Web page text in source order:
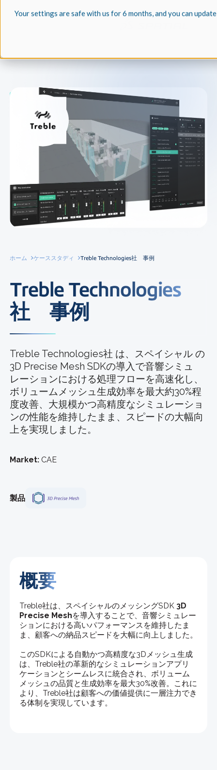
Your settings are safe with us for 6 months, and you can
ホーム ケーススタディ Treble Technologies社 事例
Treble Technologies
社 事例
Treble Technologies社 は、スペイシャル の
3D Precise Mesh SDKの導入で音響シミュ
レーションにおける処理フローを高速化し、
ボリュームメッシュ生成効率を最大約30%程
度改善、大規模かつ高精度なシミュレーショ
ンの性能を維持したまま、スピードの大幅向
上を実現しました。
Market: CAE
製品
概要
Treble社は、スペイシャルのメッシングSDK 3D
Precise Meshを導入することで、音響シミュレー
ションにおける高いパフォーマンスを維持したま
ま、顧客への納品スピードを大幅に向上しました。
このSDKによる自動かつ高精度な3Dメッシュ生成
は、Treble社の革新的なシミュレーションアプリ
ケーションとシームレスに統合され、ボリューム
メッシュの品質と生成効率を最大30%改善。これに
より、Treble社は顧客への価値提供に一層注力でき
る体制を実現しています。